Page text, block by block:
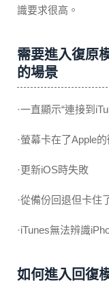
識要求很高。
需要進入復原
的場景
·一直顯示“連接到
·螢幕卡在了Apple
·更新iOS時失敗
·從備份回退但卡住
·iTunes無法辨識
如何進入回復